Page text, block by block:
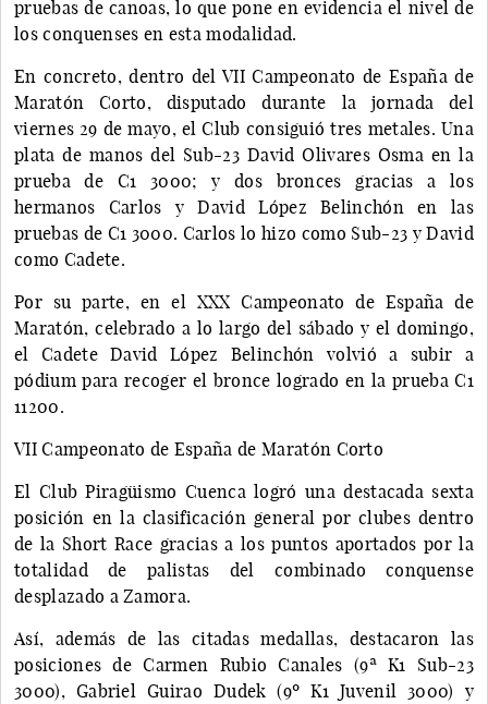
pruebas de canoas, lo que pone en evidencia el nivel de
los conquenses en esta modalidad.
En concreto, dentro del VII Campeonato de España de
Maratón Corto, disputado durante la jornada del
viernes 29 de mayo, el Club consiguió tres metales. Una
plata de manos del Sub-23 David Olivares Osma en la
prueba de C1 3000; y dos bronces gracias a los
hermanos Carlos y David López Belinchón en las
pruebas de C1 3000. Carlos lo hizo como Sub-23 y David
como Cadete.
Por su parte, en el XXX Campeonato de España de
Maratón, celebrado a lo largo del sábado y el domingo,
el Cadete David López Belinchón volvió a subir a
pódium para recoger el bronce logrado en la prueba C1
11200.
VII Campeonato de España de Maratón Corto
El Club Piragüismo Cuenca logró una destacada sexta
posición en la clasificación general por clubes dentro
de la Short Race gracias a los puntos aportados por la
totalidad de palistas del combinado conquense
desplazado a Zamora.
Así, además de las citadas medallas, destacaron las
posiciones de Carmen Rubio Canales (9ª K1 Sub-23
3000), Gabriel Guirao Dudek (9º K1 Juvenil 3000) y